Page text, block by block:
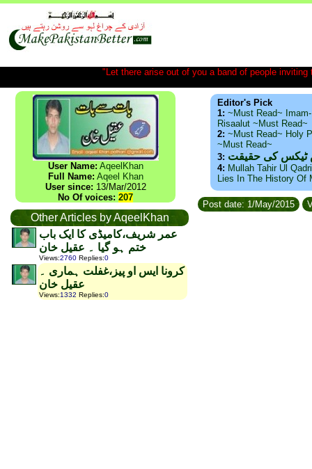
"Let there arise out of you a band of people
User Name: AqeelKhan
Full Name: Aqeel Khan
User since: 13/Mar/2012
No Of voices: 207
Other Articles by AqeelKhan
عمر شریف،کامیڈی کا ایک باب
ختم ہو گیا ۔ عقیل خان
Views:2760 Replies:0
کرونا ایس او پیز،غفلت ہماری ۔
عقیل خان
Views:1332 Replies:0
Editor's Pick
1: ~Must Read~
Risaalut ~Must Read~
2: ~Must Read~ Holy
~Must Read~
3: ٹیکس کی حقیقت
4: Mullah Tahir Ul
Lies In The History Of
Post date: 1/May/2015